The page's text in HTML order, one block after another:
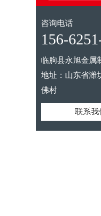
咨询电话
156-
临朐县永旭金属
地址：山东省潍
佛村
联系我